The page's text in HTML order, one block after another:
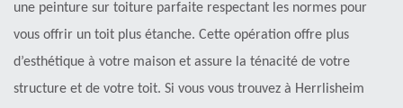
une peinture sur toiture parfaite respectant les normes pour
vous offrir un toit plus étanche. Cette opération offre plus
d’esthétique à votre maison et assure la ténacité de votre
structure et de votre toit. Si vous vous trouvez à Herrlisheim